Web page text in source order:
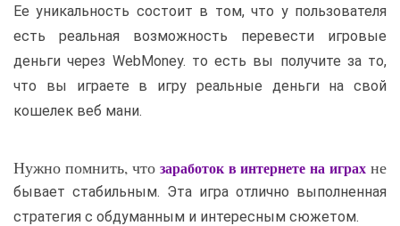
Ее уникальность состоит в том, что у пользователя
есть реальная возможность перевести игровые
деньги через WebMoney. то есть вы получите за то,
что вы играете в игру реальные деньги на свой
кошелек веб мани.
Нужно помнить, что заработок в интернете на играх не
бывает стабильным. Эта игра отлично выполненная
стратегия с обдуманным и интересным сюжетом.